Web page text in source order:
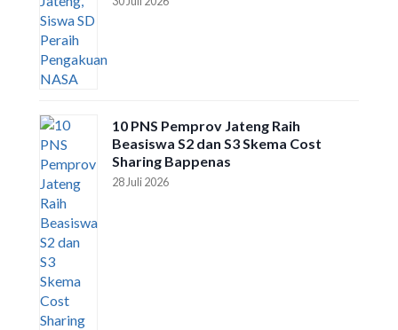
10 PNS Pemprov Jateng Raih
Beasiswa S2 dan S3 Skema Cost
Sharing Bappenas
28 Juli 2026